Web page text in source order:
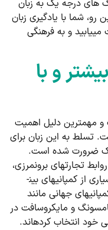
­های درجه یک به زبان
شما با یادگیری زبان
و به فرهنگی
و با
و مهمترین دلیل اهمیت
تسلط به این زبان برای
یک ضرورت شده است.
تجارت­های برون­مرزی،
اغلب با زبان انگلیسی انجام می­شود و بسیاری از کمپانی­های بین­
جهانی مانند
و مایکروسافت در
خود انتخاب کرده­اند.